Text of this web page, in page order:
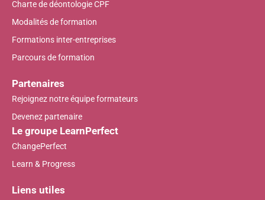
Charte de déontologie CPF
Modalités de formation
Formations inter-entreprises
Parcours de formation
Partenaires
Rejoignez notre équipe formateurs
Devenez partenaire
Le groupe LearnPerfect
ChangePerfect
Learn & Progress
Liens utiles